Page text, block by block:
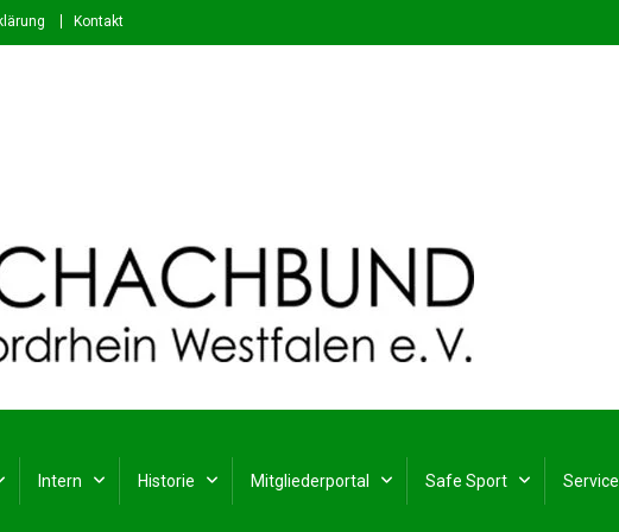
Kontakt
Intern Historie Mitgliederportal Safe Sport Service